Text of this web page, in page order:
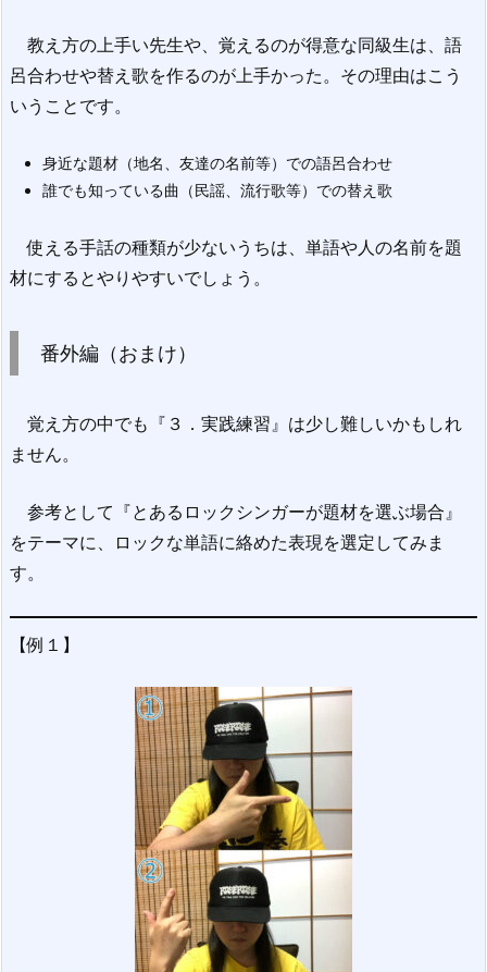
教え方の上手い先生や、覚えるのが得意な同級生は、語
呂合わせや替え歌を作るのが上手かった。その理由はこう
いうことです。
身近な題材（地名、友達の名前等）での語呂合わせ
誰でも知っている曲（民謡、流行歌等）での替え歌
使える手話の種類が少ないうちは、単語や人の名前を題
材にするとやりやすいでしょう。
番外編（おまけ）
覚え方の中でも『３．実践練習』は少し難しいかもしれ
ません。
参考として『とあるロックシンガーが題材を選ぶ場合』
をテーマに、ロックな単語に絡めた表現を選定してみま
す。
【例１】